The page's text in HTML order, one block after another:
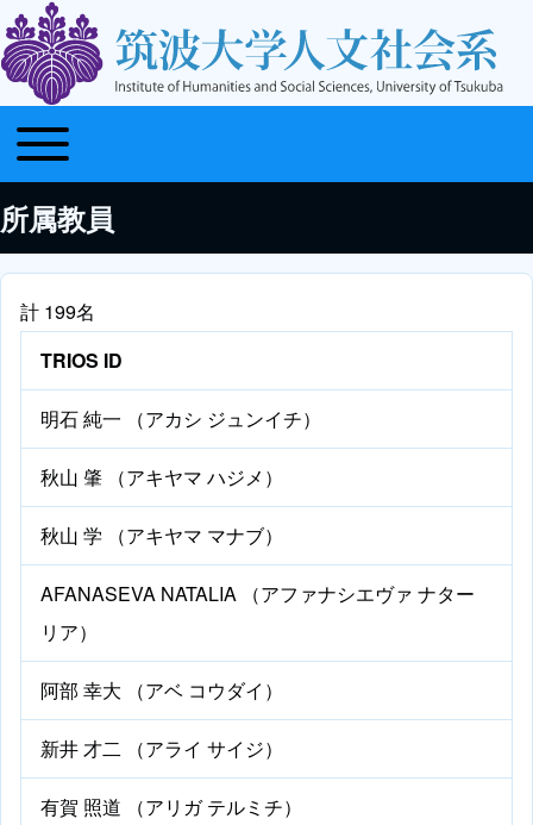
メインナビゲーション
Toggle main menu
所属教員
計 199名
TRIOS ID
明石 純一 （アカシ ジュンイチ）
秋山 肇 （アキヤマ ハジメ）
秋山 学 （アキヤマ マナブ）
AFANASEVA NATALIA （アファナシエヴァ ナター
リア）
阿部 幸大 （アベ コウダイ）
新井 才二 （アライ サイジ）
有賀 照道 （アリガ テルミチ）